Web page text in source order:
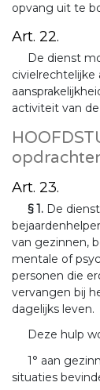
opvang uit te
Art. 22.
De dienst
civielrechtelijke
activiteit van
Art. 23.
§ 1. De
van gezinnen,
mentale of
personen die
vervangen bij
dagelijks leven.
Deze hulp
1° aan
situaties